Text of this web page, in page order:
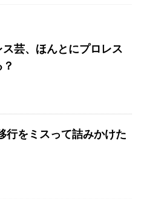
ス芸、ほんとにプロレス
行をミスって詰みかけた